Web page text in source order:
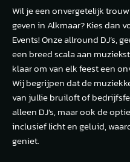
Wil je een onvergetelijk
geven in Alkmaar? Kies dan
Events! Onze allround DJ’s,
een breed scala aan
klaar om van elk feest een
Wij begrijpen dat de
van jullie bruiloft of
alleen DJ’s, maar ook de
inclusief licht en geluid,
geniet.